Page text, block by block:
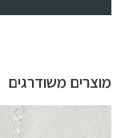
מוצרים משודרגים